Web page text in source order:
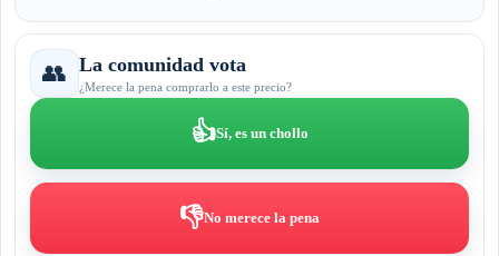
👥 La comunidad vota
¿Merece la pena comprarlo a este precio?
👍Sí, es un chollo
👎No merece la pena